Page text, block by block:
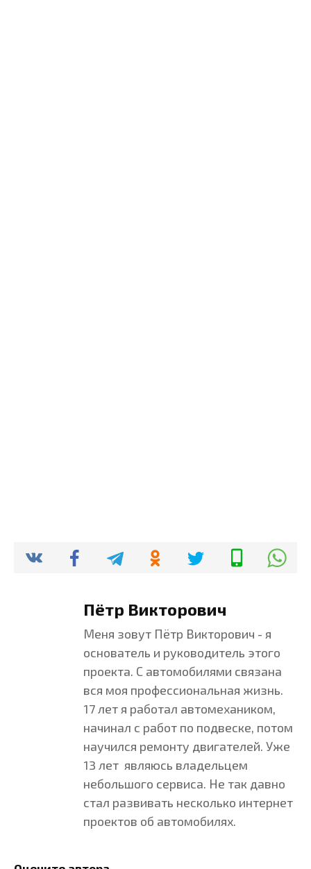
Пётр Викторович
Меня зовут Пётр Викторович - я
основатель и руководитель этого
проекта. С автомобилями связана
вся моя профессиональная жизнь.
17 лет я работал автомехаником,
начинал с работ по подвеске, потом
научился ремонту двигателей. Уже
13 лет являюсь владельцем
небольшого сервиса. Не так давно
стал развивать несколько интернет
проектов об автомобилях.